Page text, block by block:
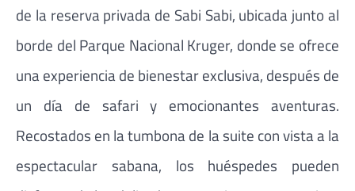
de la reserva privada de Sabi Sabi, ubicada junto al
borde del Parque Nacional Kruger, donde se ofrece
una experiencia de bienestar exclusiva, después de
un día de safari y emocionantes aventuras.
Recostados en la tumbona de la suite con vista a la
espectacular sabana, los huéspedes pueden